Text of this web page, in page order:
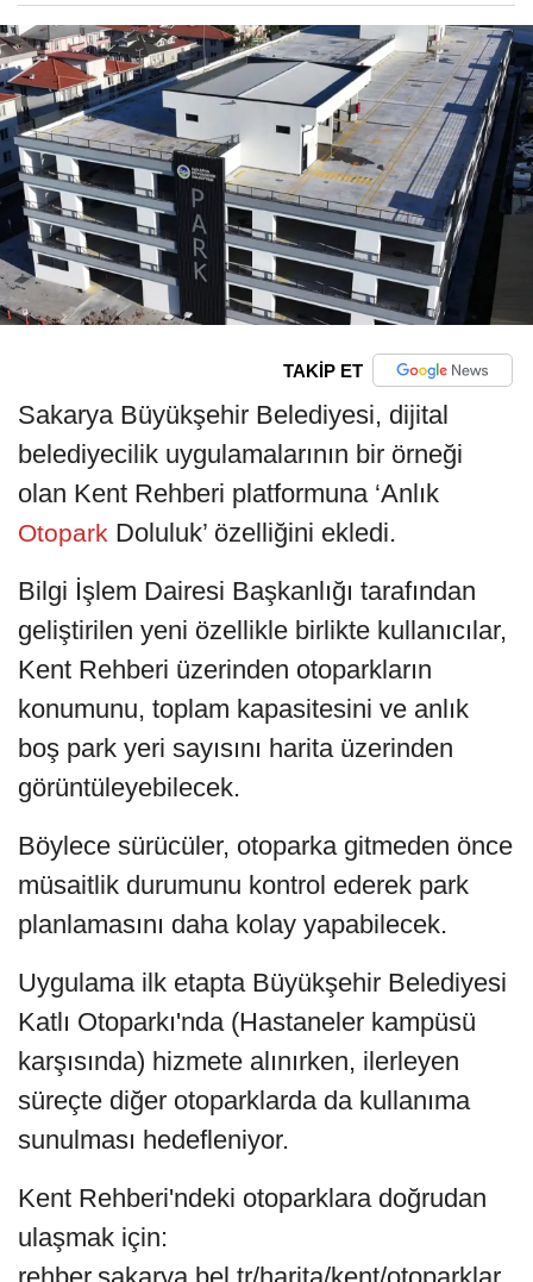
TAKİP ET
Sakarya Büyükşehir Belediyesi, dijital
belediyecilik uygulamalarının bir örneği
olan Kent Rehberi platformuna ‘Anlık
Otopark Doluluk’ özelliğini ekledi.
Bilgi İşlem Dairesi Başkanlığı tarafından
geliştirilen yeni özellikle birlikte kullanıcılar,
Kent Rehberi üzerinden otoparkların
konumunu, toplam kapasitesini ve anlık
boş park yeri sayısını harita üzerinden
görüntüleyebilecek.
Böylece sürücüler, otoparka gitmeden önce
müsaitlik durumunu kontrol ederek park
planlamasını daha kolay yapabilecek.
Uygulama ilk etapta Büyükşehir Belediyesi
Katlı Otoparkı'nda (Hastaneler kampüsü
karşısında) hizmete alınırken, ilerleyen
süreçte diğer otoparklarda da kullanıma
sunulması hedefleniyor.
Kent Rehberi'ndeki otoparklara doğrudan
ulaşmak için: